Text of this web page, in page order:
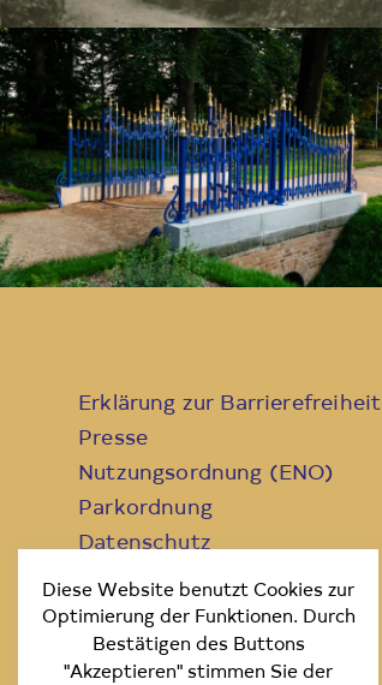
Erklärung zur Barrierefreiheit
Presse
Nutzungsordnung (ENO)
Parkordnung
Datenschutz
Kontakt
Impressum
Diese Website benutzt Cookies zur
Optimierung der Funktionen. Durch
Bestätigen des Buttons
"Akzeptieren" stimmen Sie der